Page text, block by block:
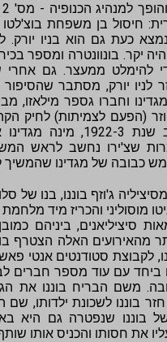
חיסול בן משפחת בוצ'לטו
כעת גם הוא בניו
יקר. בונוונטרה ומספר
להימלט ממעצר. גם
לניו יורק, מסתבר
וחברו גספר מילאזו,
(הפעם לצמיתות) לחיק
את ניו יורק, סביב
שצ'ירו נחשב לראש
כבובה של מגדינו
מוסוליני והכריז מיד
סיציליאנים, ביניהם
מהאירועים האלה הצטרף
לקבוצת סטודנטים
ביחד עם עוד מספר
משם הבריח בוננו את
לברוקלין. בגיל 19 חזר בוננו
בוננו שנפטרה גם היא
את חסותו והכניס אותו